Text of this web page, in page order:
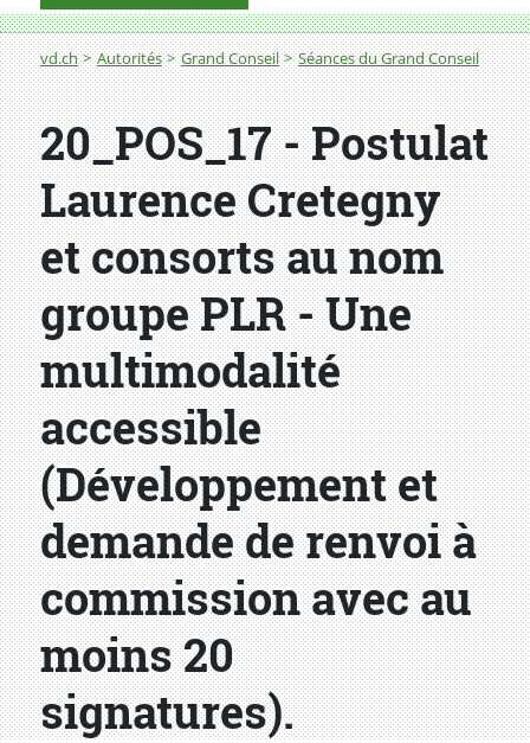
Fil d'Ariane
vd.ch Autorités Grand Conseil Séances du Grand Conseil
20_POS_17 - Postulat
Laurence Cretegny
et consorts au nom
groupe PLR - Une
multimodalité
accessible
(Développement et
demande de renvoi à
commission avec au
moins 20
signatures).